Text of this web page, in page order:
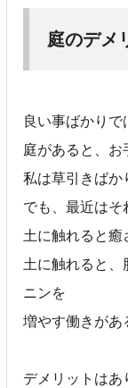
庭のデメ
良い事ばかりで
庭があると、お
私は草引きばか
でも、最近はそ
土に触れると癒
土に触れると、
ニンを
増やす働きがあ
デメリットはあ